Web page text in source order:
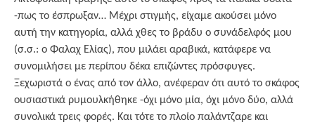
-πως το έσπρωξαν… Μέχρι στιγμής, είχαμε ακούσει μόνο
αυτή την κατηγορία, αλλά χθες το βράδυ ο συνάδελφός μου
(σ.σ.: ο Φαλαχ Ελίας), που μιλάει αραβικά, κατάφερε να
συνομιλήσει με περίπου δέκα επιζώντες πρόσφυγες.
Ξεχωριστά ο ένας από τον άλλο, ανέφεραν ότι αυτό το σκάφος
ουσιαστικά ρυμουλκήθηκε -όχι μόνο μία, όχι μόνο δύο, αλλά
συνολικά τρεις φορές. Και τότε το πλοίο παλάντζαρε και